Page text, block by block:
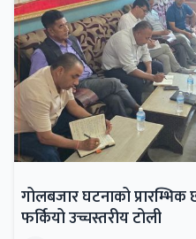
गोलबजार घटनाको
फर्कियो उच्चस्तरीय टोली